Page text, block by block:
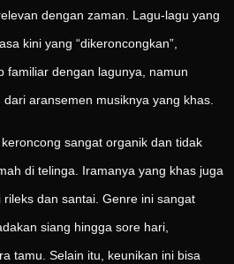
dengan zaman. Lagu-lagu yang
kini yang “dikeroncongkan”,
familiar dengan lagunya, namun
aransemen musiknya yang khas.
sangat organik dan tidak
di telinga. Iramanya yang khas juga
dan santai. Genre ini sangat
siang hingga sore hari,
tamu. Selain itu, keunikan ini bisa